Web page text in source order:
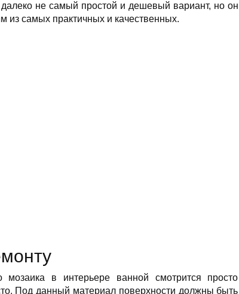
не самый простой и дешевый вариант, но он
из самых практичных и качественных.
в интерьере ванной смотрится просто
Под данный материал поверхности должны быть